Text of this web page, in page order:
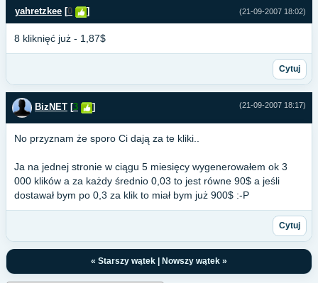
(21-09-2007 18:02)
yahretzkee [0 ]
8 kliknięć już - 1,87$
Cytuj
(21-09-2007 18:17)
BizNET [3 ]
No przyznam że sporo Ci dają za te kliki..
Ja na jednej stronie w ciągu 5 miesięcy wygenerowałem ok 3
000 klików a za każdy średnio 0,03 to jest równe 90$ a jeśli
dostawał bym po 0,3 za klik to miał bym już 900$ :-P
Cytuj
« Starszy wątek Nowszy wątek »